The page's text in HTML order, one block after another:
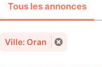
Tous les annonces
Ville: Oran